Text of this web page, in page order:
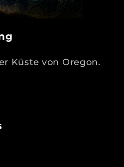
Küste von Oregon.